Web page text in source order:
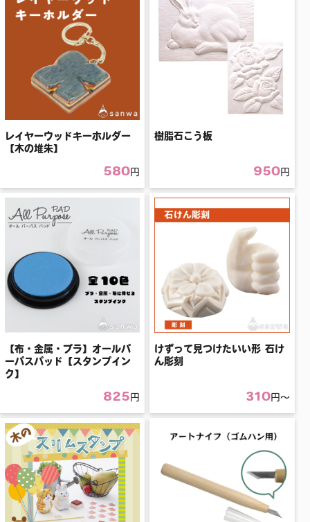
レイヤーウッドキーホルダー
【木の堆朱】
580円
樹脂石こう板
950円
【布・金属・プラ】オールパ
ーパスパッド【スタンプイン
ク】
825 円
けずって見つけたいい形 石け
ん彫刻
310円〜